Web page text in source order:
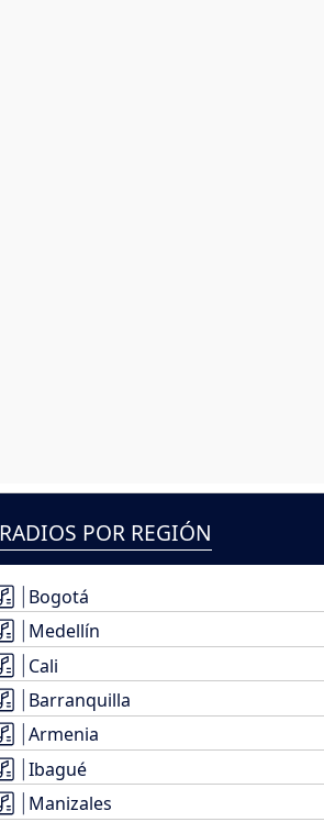
RADIOS POR REGIÓN
Bogotá
Medellín
Cali
Barranquilla
Armenia
Ibagué
Manizales